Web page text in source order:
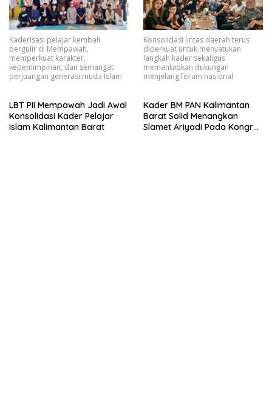
Kaderisasi pelajar kembali
bergulir di Mempawah,
memperkuat karakter,
kepemimpinan, dan semangat
perjuangan generasi muda Islam
LBT PII Mempawah Jadi Awal
Konsolidasi Kader Pelajar
Islam Kalimantan Barat
Konsolidasi lintas daerah terus
diperkuat untuk menyatukan
langkah kader sekaligus
memantapkan dukungan
menjelang forum nasional
Kader BM PAN Kalimantan
Barat Solid Menangkan
Slamet Ariyadi Pada Kongres